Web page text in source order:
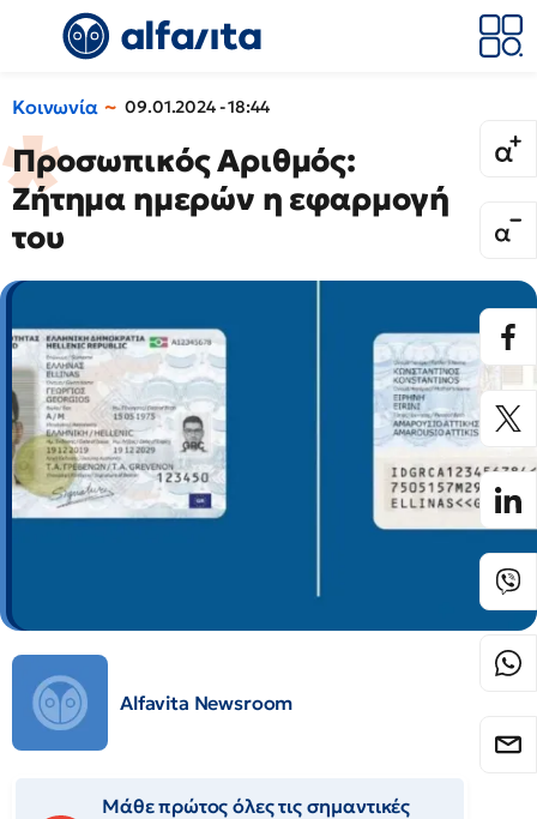
Κοινωνία 09.01.2024 - 18:44
Προσωπικός Αριθμός:
Ζήτημα ημερών η εφαρμογή
του
Alfavita Newsroom
Μάθε πρώτος όλες τις σημαντικές